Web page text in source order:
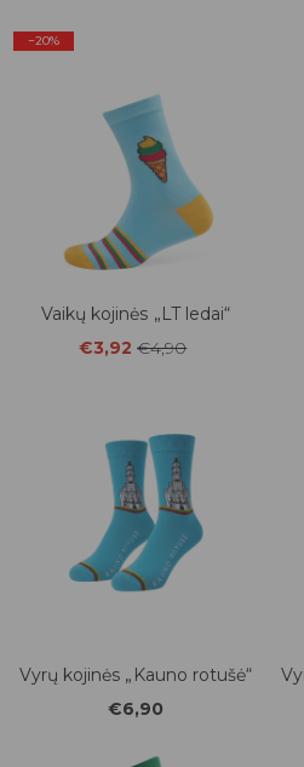
Vaikų kojinės „LT ledai“
€3,92 €4,90
−20%
Vyrų kojinės „Kauno rotušė“
€6,90